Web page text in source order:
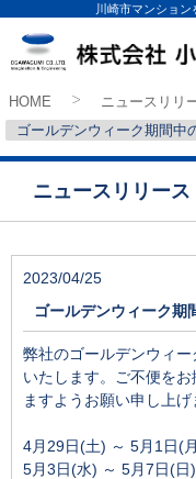
川崎市マンショ
HOME >ニュースリリ
ゴールデンウィーク期間中
ニュースリリース
2023/04/25
ゴールデンウィーク期
弊社のゴールデンウィ
いたします。ご不便を
ますようお願い申し上げ
4月29日(土) ～ 5月1日(
5月3日(水) ～ 5月7日(日